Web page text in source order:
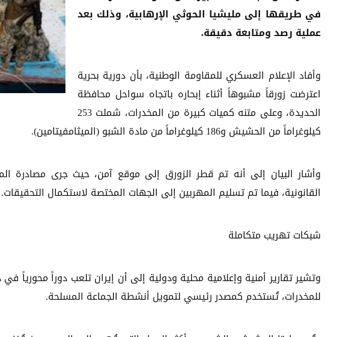
في طريقها إلى مليشيا الحوثي الإرهابية، وذلك بعد
عملية رصد ومتابعة دقيقة.
وأفاد الإعلام العسكري للمقاومة الوطنية، بأن دورية بحرية
اعترضت زورقاً مشبوهاً أثناء إبحاره باتجاه سواحل محافظة
الحديدة، وعلى متنه كميات كبيرة من المخدرات، شملت 253
كيلوغراماً من الحشيش و186 كيلوغراماً من مادة الشبو (الميثامفيتامين).
وأشار البيان إلى أنه تم قطر الزورق إلى موقع آمن، حيث جرى مصادرة
القانونية، فيما تم تسليم المهربين إلى الجهات المختصة لاستكمال التحقيقات.
شبكات تهريب متكاملة
وتشير تقارير أمنية وإعلامية محلية ودولية إلى أن إيران تلعب دوراً محورياً
للمخدرات، تُستخدم كمصدر رئيسي لتمويل أنشطة الجماعة المسلحة.